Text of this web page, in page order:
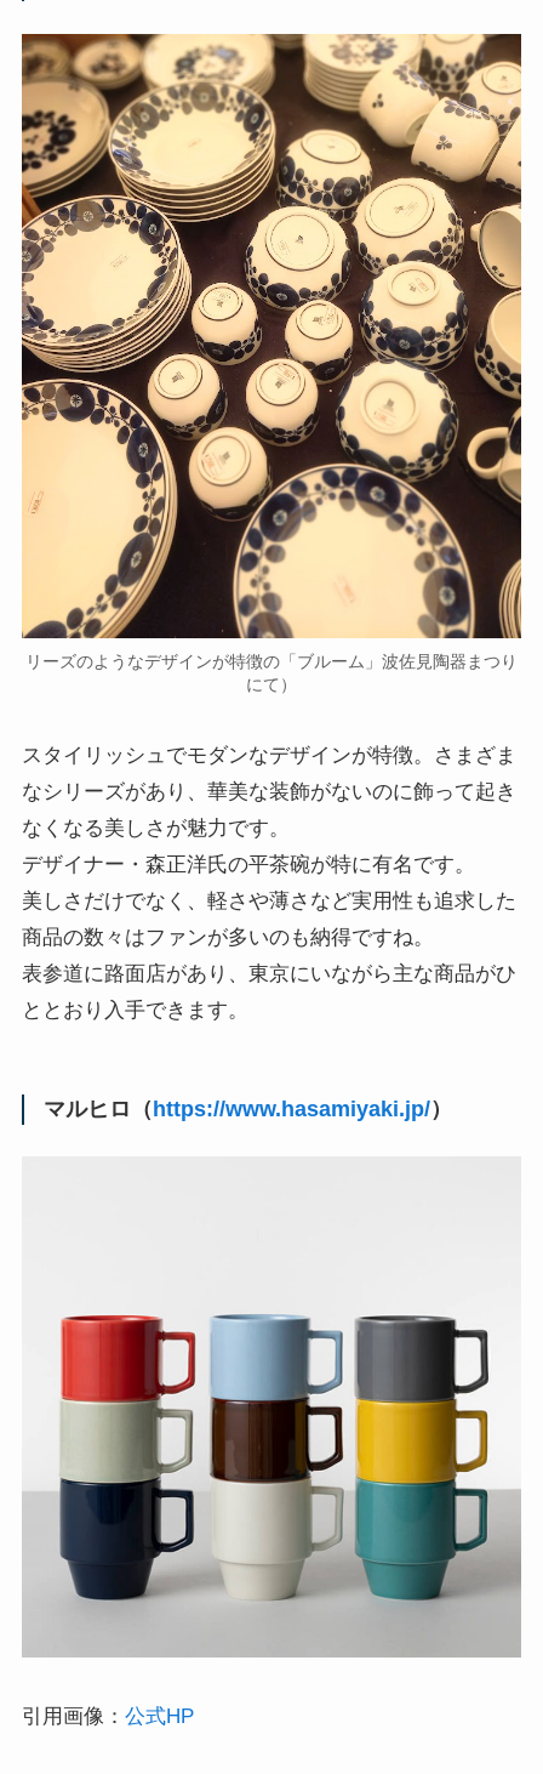
リーズのようなデザインが特徴の「ブルーム」波佐見陶器まつり
にて）
スタイリッシュでモダンなデザインが特徴。さまざま
なシリーズがあり、華美な装飾がないのに飾って起き
なくなる美しさが魅力です。
デザイナー・森正洋氏の平茶碗が特に有名です。
美しさだけでなく、軽さや薄さなど実用性も追求した
商品の数々はファンが多いのも納得ですね。
表参道に路面店があり、東京にいながら主な商品がひ
ととおり入手できます。
マルヒロ（https://www.hasamiyaki.jp/）
引用画像： 公式HP